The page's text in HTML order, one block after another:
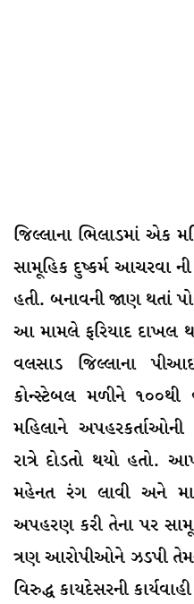
જિલ્લાના ભિલાડમાં એક
સામૂહિક દુષ્કર્મ આચરવા
હતી. બનાવની જાણ થતાં
આ મામલે ફરિયાદ દાખલ
વલસાડ જિલ્લાના
કોન્સ્ટેબલ મળીને ૧૦૦થી
મહિલાને
રાત્રે દોડતો થયો હતો.
મહેનત રંગ લાવી અને
અપહરણ કરી તેના પર
ત્રણ આરોપીઓને ઝડપી
વિરુદ્ધ કાયદેસરની